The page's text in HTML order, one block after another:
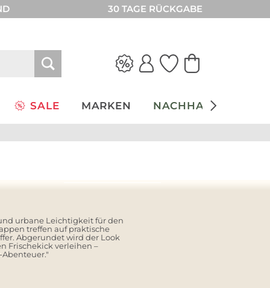
30 TAGE RÜCKGABE
SALE MARKEN NACHHALTIGKEIT
urbane Leichtigkeit für den
treffen auf praktische
Abgerundet wird der Look
Frischekick verleihen –